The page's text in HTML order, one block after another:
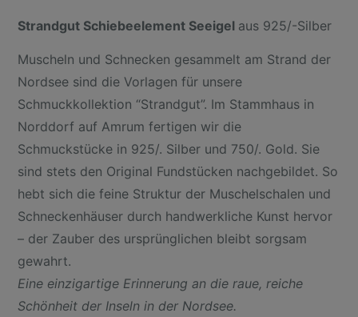
Strandgut Schiebeelement Seeigel aus 925/-Silber
Muscheln und Schnecken gesammelt am Strand der
Nordsee sind die Vorlagen für unsere
Schmuckkollektion “Strandgut”. Im Stammhaus in
Norddorf auf Amrum fertigen wir die
Schmuckstücke in 925/. Silber und 750/. Gold. Sie
sind stets den Original Fundstücken nachgebildet. So
hebt sich die feine Struktur der Muschelschalen und
Schneckenhäuser durch handwerkliche Kunst hervor
– der Zauber des ursprünglichen bleibt sorgsam
gewahrt.
Eine einzigartige Erinnerung an die raue, reiche
Schönheit der Inseln in der Nordsee.